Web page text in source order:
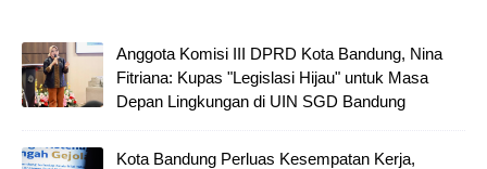
Anggota Komisi III DPRD Kota Bandung, Nina
Fitriana: Kupas "Legislasi Hijau" untuk Masa
Depan Lingkungan di UIN SGD Bandung
Kota Bandung Perluas Kesempatan Kerja,